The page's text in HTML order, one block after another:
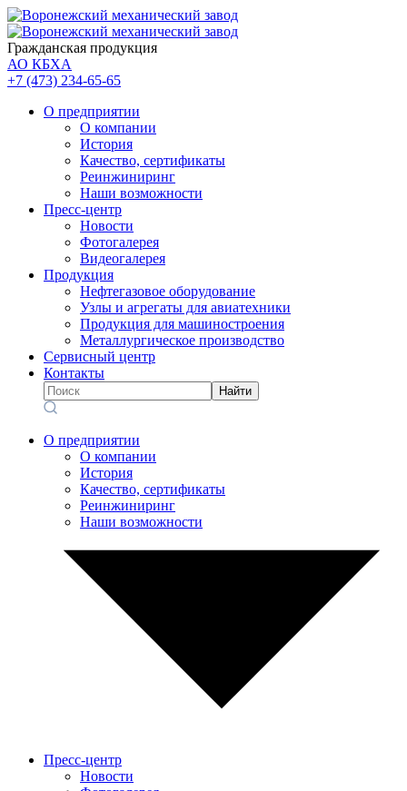
Гражданская продукция
АО КБХА
+7 (473) 234-65-65
О предприятии
О компании
История
Качество, сертификаты
Реинжиниринг
Наши возможности
Пресс-центр
Новости
Фотогалерея
Видеогалерея
Продукция
Нефтегазовое оборудование
Узлы и агрегаты для авиатехники
Продукция для машиностроения
Металлургическое производство
Сервисный центр
Контакты
Найти
О предприятии
О компании
История
Качество, сертификаты
Реинжиниринг
Наши возможности
Пресс-центр
Новости